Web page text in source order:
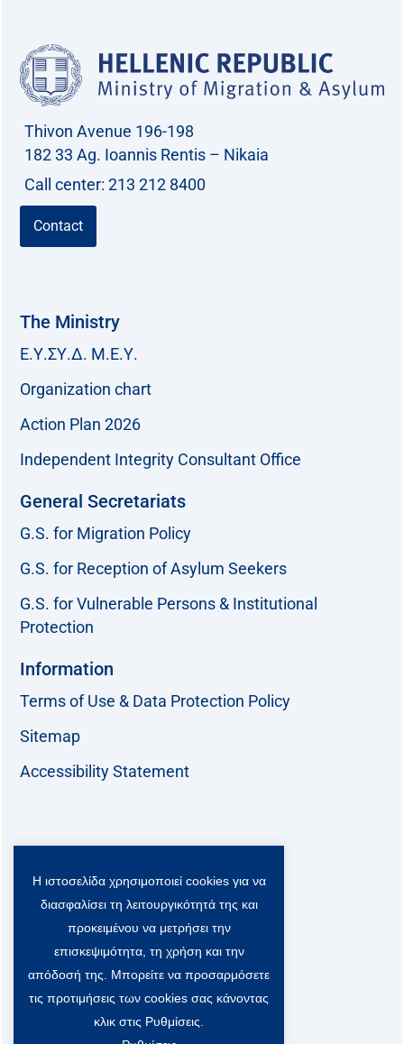
o
Thivon Avenue 196-198
182 33 Ag. Ioannis Rentis – Nikaia
Call center: 213 212 8400
Contact
The Ministry
Ε.Υ.ΣΥ.Δ. Μ.Ε.Υ.
Organization chart
Action Plan 2026
Independent Integrity Consultant Office
General Secretariats
G.S. for Migration Policy
G.S. for Reception of Asylum Seekers
G.S. for Vulnerable Persons & Institutional
Protection
Information
Terms of Use & Data Protection Policy
Sitemap
Accessibility Statement
F
a
o
k
T
w
i
t
t
e
r
-
x
L
i
n
k
e
d
i
n
Y
o
u
t
u
b
e
Viber Community:
Η ιστοσελίδα χρησιμοποιεί cookies για να
διασφαλίσει τη λειτουργικότητά της και
προκειμένου να μετρήσει την
επισκεψιμότητα, τη χρήση και την
απόδοσή της. Μπορείτε να προσαρμόσετε
τις προτιμήσεις των cookies σας κάνοντας
κλικ στις Ρυθμίσεις.